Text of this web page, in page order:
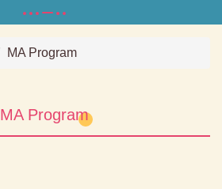
MA Program
MA Program